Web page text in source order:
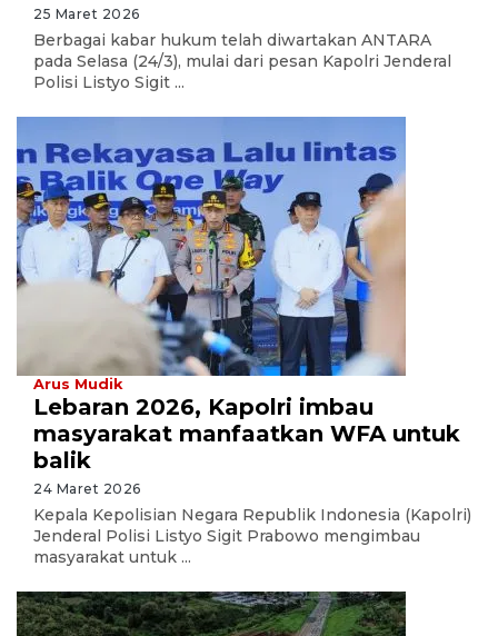
25 Maret 2026
Berbagai kabar hukum telah diwartakan ANTARA
pada Selasa (24/3), mulai dari pesan Kapolri Jenderal
Polisi Listyo Sigit ...
Arus Mudik
Lebaran 2026, Kapolri imbau
masyarakat manfaatkan WFA untuk
balik
24 Maret 2026
Kepala Kepolisian Negara Republik Indonesia (Kapolri)
Jenderal Polisi Listyo Sigit Prabowo mengimbau
masyarakat untuk ...